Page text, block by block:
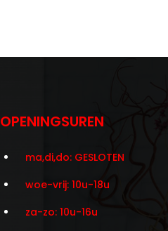
OPENINGSUREN
ma,di,do: GESLOTEN
woe-vrij: 10u-18u
za-zo: 10u-16u